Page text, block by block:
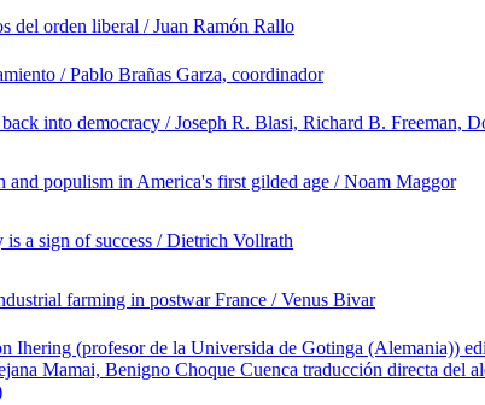
del orden liberal / Juan Ramón Rallo
/ Pablo Brañas Garza, coordinador
into democracy / Joseph R. Blasi, Richard B. Freeman,
populism in America's first gilded age / Noam Maggor
a sign of success / Dietrich Vollrath
farming in postwar France / Venus Bivar
Ihering (profesor de la Universida de Gotinga (Alemania))
Mamai, Benigno Choque Cuenca traducción directa del